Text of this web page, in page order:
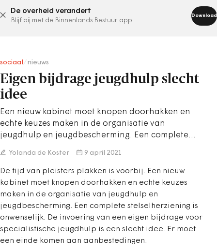
De overheid verandert
Blijf bij met de Binnenlands Bestuur app
Download
abonneer nu
sociaal nieuws
Eigen bijdrage jeugdhulp slecht
idee
Een nieuw kabinet moet knopen doorhakken en
echte keuzes maken in de organisatie van
jeugdhulp en jeugdbescherming. Een complete…
Yolanda de Koster 9 april 2021
De tijd van pleisters plakken is voorbij. Een nieuw
kabinet moet knopen doorhakken en echte keuzes
maken in de organisatie van jeugdhulp en
jeugdbescherming. Een complete stelselherziening is
onwenselijk. De invoering van een eigen bijdrage voor
specialistische jeugdhulp is een slecht idee. Er moet
een einde komen aan aanbestedingen.